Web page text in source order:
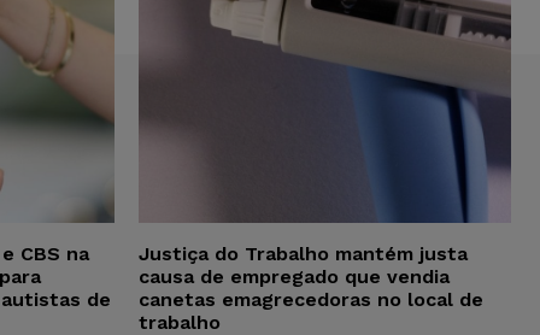
CBS na
de
Justiça do Trabalho mantém justa
causa de empregado que vendia
canetas emagrecedoras no local de
trabalho